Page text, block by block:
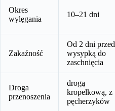
Okres
wylęgania
10–21 dni
Zakaźność
Od 2 dni przed
wysypką do
zaschnięcia
Droga
przenoszenia
drogą
kropelkową, z
pęcherzyków